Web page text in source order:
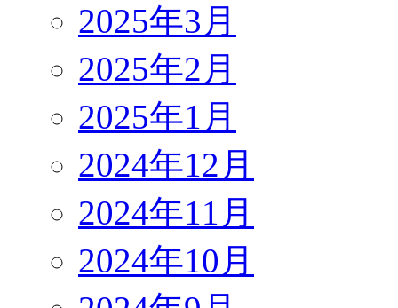
2025年3月
2025年2月
2025年1月
2024年12月
2024年11月
2024年10月